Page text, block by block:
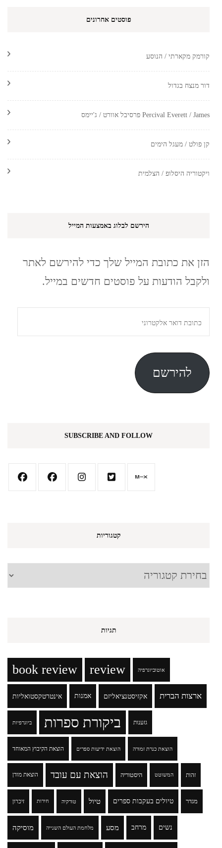
פוסטים אחרונים
קורמק מקארתי / הנוסע
דור מנצח בגדול
Percival Everett / James פרסיבל אוורט / ג'יימס
קן פולט / מעגל הימים
ויקטוריה היסלופ / הצלמית
הירשם לבלוג באמצעות המייל
הזן את כתובת המייל שלך כדי להירשם לאתר
ולקבל הודעות על פוסטים חדשים במייל.
דואר
אלקטרוני
להירשם
SUBSCRIBE AND FOLLOW
קטגוריות
קטגוריות
תגיות
book review review אוטוביוגרפיה
אינטרטקסטואליות אמנות אקזיסטנציאליזם ארצות הברית
ביוגרפיות ביקורת ספרות גזענות
הוצאת הקיבוץ המאוחד הוצאת ידיעות ספרים הוצאת כנרת זמורה
הוצאת מודן הוצאת עם עובד היסטוריה המשוטט זהות
זיכרון חירות טורקיה טיול טיולים בעקבות ספרים מגדר
מוסיקה מלחמת העולם השנייה מסע מרחב נשים